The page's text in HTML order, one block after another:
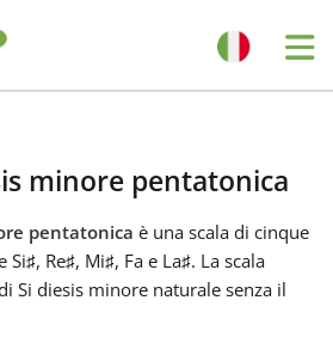
minore pentatonica
pentatonica è una scala di cinque
Si♯, Re♯, Mi♯, Fa e La♯. La scala
Si diesis minore naturale senza il